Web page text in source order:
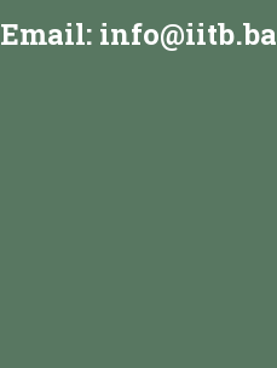
Email: info@iitb.ba